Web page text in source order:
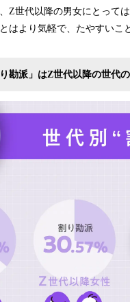
Z世代以降の男女にとって
はより気軽で、たやすいこ
勘派」はZ世代以降の世代の